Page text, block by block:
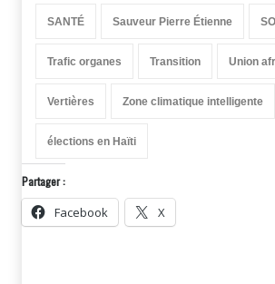
SANTÉ Sauveur Pierre Étienne
Trafic organes Transition Union
Vertières Zone climatique intelligente
élections en Haïti
Partager :
Facebook X